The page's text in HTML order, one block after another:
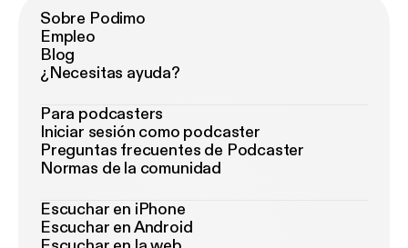
Sobre Podimo
Empleo
Blog
¿Necesitas ayuda?
Para podcasters
Iniciar sesión como podcaster
Preguntas frecuentes de Podcaster
Normas de la comunidad
Escuchar en iPhone
Escuchar en Android